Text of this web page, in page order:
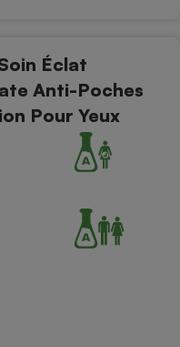
Éclat
Anti-Poches
Pour Yeux